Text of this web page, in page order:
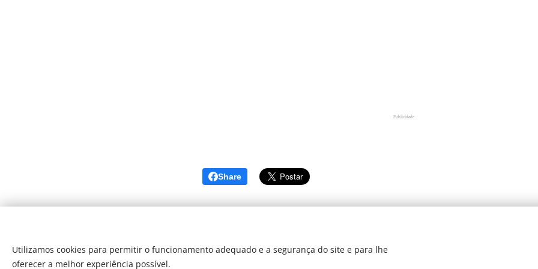
Publicidade
Share
Utilizamos cookies para permitir o funcionamento adequado e a segurança do site e para lhe
oferecer a melhor experiência possível.